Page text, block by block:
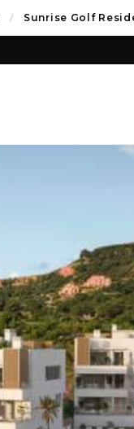
/ Sunrise Golf